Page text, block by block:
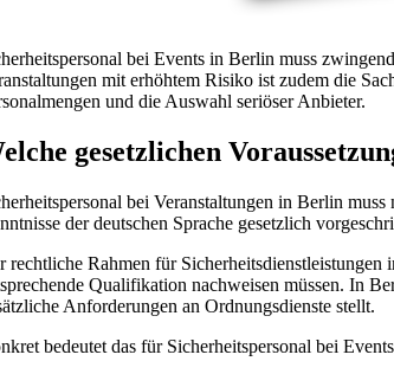
bei Events in Berlin muss
mit erhöhtem Risiko ist zudem die
und die Auswahl seriöser Anbieter.
gesetzlichen
bei Veranstaltungen in Berlin
der deutschen Sprache gesetzlich
rechtliche Rahmen für
Qualifikation nachweisen müssen. In
Anforderungen an Ordnungsdienste stellt.
bedeutet das für Sicherheitspersonal bei